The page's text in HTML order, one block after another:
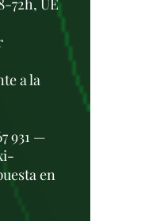
72h, UE
a la
931 —
en